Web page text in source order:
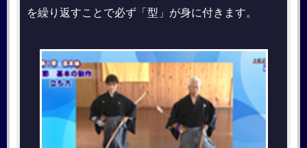
を繰り返すことで必ず「型」が身に付きます。